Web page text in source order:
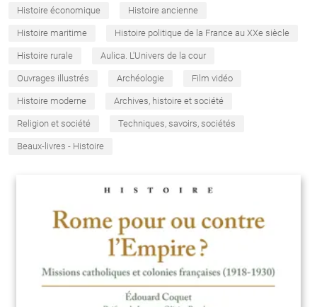
Histoire économique Histoire ancienne
Histoire maritime Histoire politique de la France au XXe siècle
Histoire rurale Aulica. L'Univers de la cour
Ouvrages illustrés Archéologie Film vidéo
Histoire moderne Archives, histoire et société
Religion et société Techniques, savoirs, sociétés
Beaux-livres - Histoire